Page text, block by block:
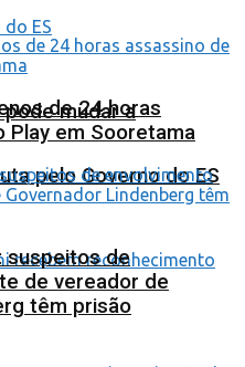
pode mudar a
pelo Governo do ES
de 24 horas
Play em Sooretama
suspeitos de
de vereador de
têm prisão